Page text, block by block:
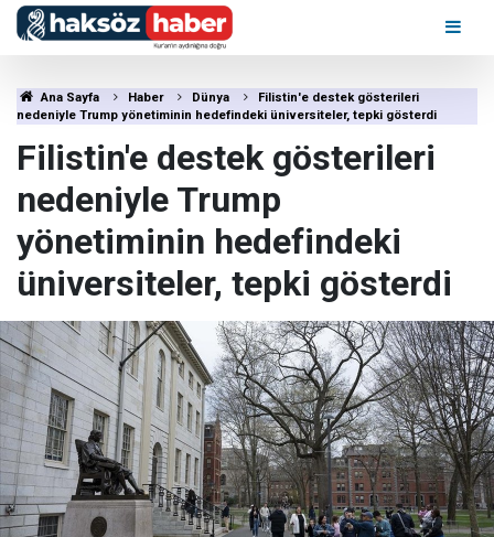
Ana Sayfa Haber Dünya
Filistin'e destek gösterileri
nedeniyle Trump yönetiminin hedefindeki üniversiteler, tepki gösterdi
Filistin'e destek gösterileri
nedeniyle Trump
yönetiminin hedefindeki
üniversiteler, tepki gösterdi